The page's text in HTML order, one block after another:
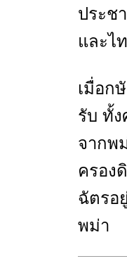
ประช
และไ
เมื่อก
รับ ทั้
จากพ
ครอง
ฉัตรอ
พม่า